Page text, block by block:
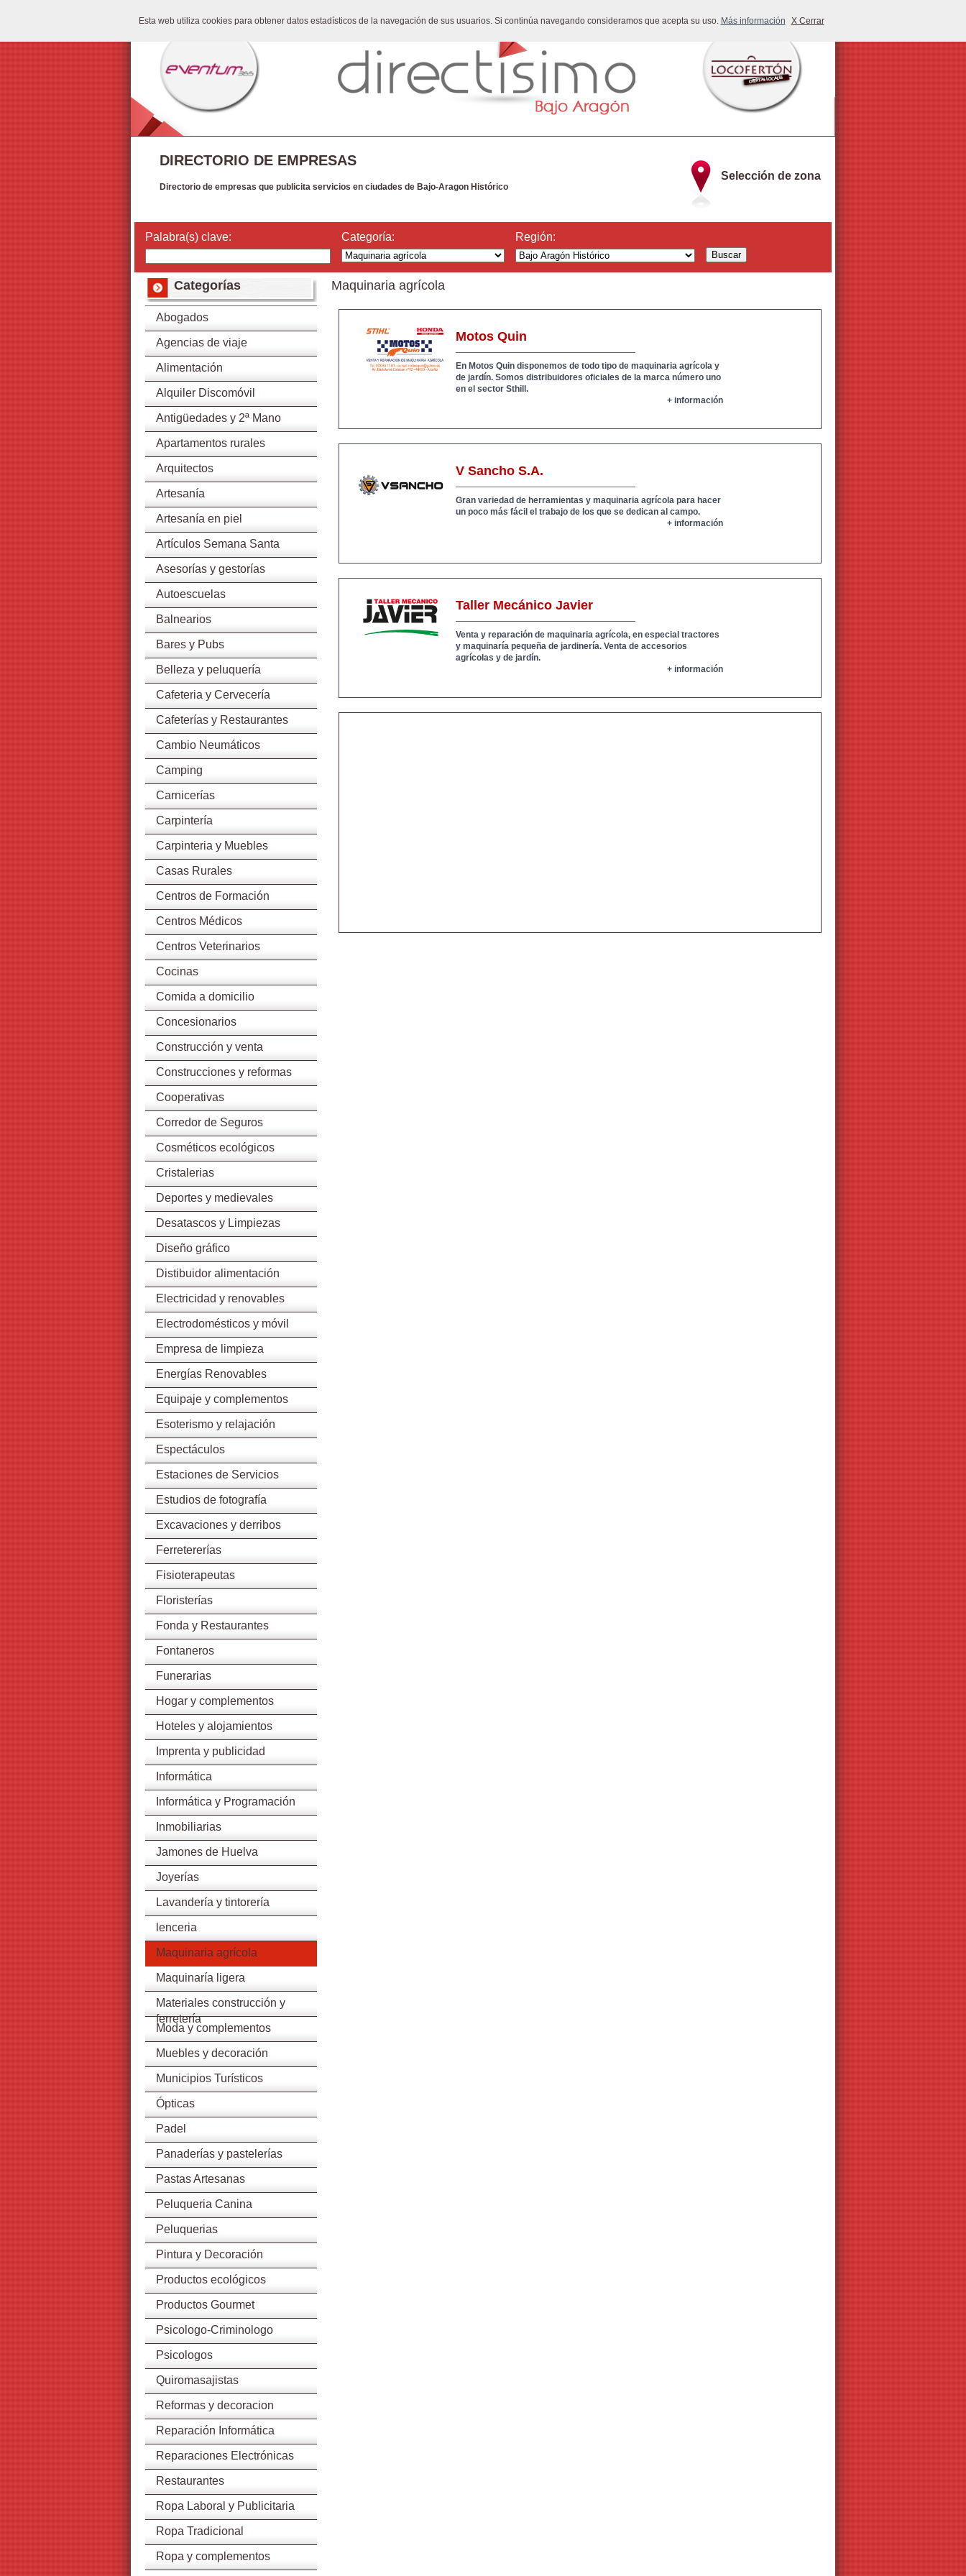
Esta web utiliza cookies para obtener datos estadísticos de la navegación de sus usuarios. Si continúa navegando consideramos que acepta su uso. Más información X Cerrar
Selección de zona
DIRECTORIO DE EMPRESAS
Directorio de empresas que publicita servicios en ciudades de Bajo-Aragon Histórico
Palabra(s) clave: Categoría: Región:
Categorías
Abogados
Agencias de viaje
Alimentación
Alquiler Discomóvil
Antigüedades y 2ª Mano
Apartamentos rurales
Arquitectos
Artesanía
Artesanía en piel
Artículos Semana Santa
Asesorías y gestorías
Autoescuelas
Balnearios
Bares y Pubs
Belleza y peluquería
Cafeteria y Cervecería
Cafeterías y Restaurantes
Cambio Neumáticos
Camping
Carnicerías
Carpintería
Carpinteria y Muebles
Casas Rurales
Centros de Formación
Centros Médicos
Centros Veterinarios
Cocinas
Comida a domicilio
Concesionarios
Construcción y venta
Construcciones y reformas
Cooperativas
Corredor de Seguros
Cosméticos ecológicos
Cristalerias
Deportes y medievales
Desatascos y Limpiezas
Diseño gráfico
Distibuidor alimentación
Electricidad y renovables
Electrodomésticos y móvil
Empresa de limpieza
Energías Renovables
Equipaje y complementos
Esoterismo y relajación
Espectáculos
Estaciones de Servicios
Estudios de fotografía
Excavaciones y derribos
Ferretererías
Fisioterapeutas
Floristerías
Fonda y Restaurantes
Fontaneros
Funerarias
Hogar y complementos
Hoteles y alojamientos
Imprenta y publicidad
Informática
Informática y Programación
Inmobiliarias
Jamones de Huelva
Joyerías
Lavandería y tintorería
lenceria
Maquinaria agrícola
Maquinaría ligera
Materiales construcción y
ferretería
Moda y complementos
Muebles y decoración
Municipios Turísticos
Ópticas
Padel
Panaderías y pastelerías
Pastas Artesanas
Peluqueria Canina
Peluquerias
Pintura y Decoración
Productos ecológicos
Productos Gourmet
Psicologo-Criminologo
Psicologos
Quiromasajistas
Reformas y decoracion
Reparación Informática
Reparaciones Electrónicas
Restaurantes
Ropa Laboral y Publicitaria
Ropa Tradicional
Ropa y complementos
Maquinaria agrícola
Motos Quin
En Motos Quin disponemos de todo tipo de maquinaria agrícola y
de jardín. Somos distribuidores oficiales de la marca número uno
en el sector Sthill.
+ información
V Sancho S.A.
Gran variedad de herramientas y maquinaria agrícola para hacer
un poco más fácil el trabajo de los que se dedican al campo.
+ información
Taller Mecánico Javier
Venta y reparación de maquinaria agrícola, en especial tractores
y maquinaría pequeña de jardinería. Venta de accesorios
agrícolas y de jardín.
+ información